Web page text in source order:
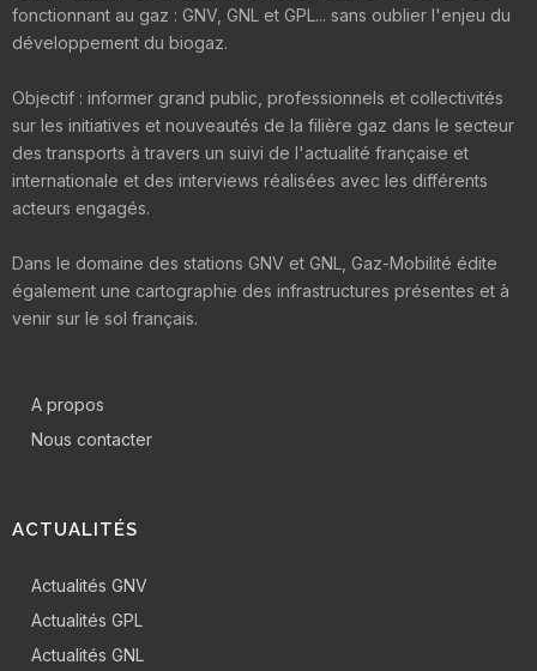
fonctionnant au gaz : GNV, GNL et GPL... sans oublier l'enjeu du
développement du biogaz.
Objectif : informer grand public, professionnels et collectivités
sur les initiatives et nouveautés de la filière gaz dans le secteur
des transports à travers un suivi de l'actualité française et
internationale et des interviews réalisées avec les différents
acteurs engagés.
Dans le domaine des stations GNV et GNL, Gaz-Mobilité édite
également une cartographie des infrastructures présentes et à
venir sur le sol français.
A propos
Nous contacter
ACTUALITÉS
Actualités GNV
Actualités GPL
Actualités GNL